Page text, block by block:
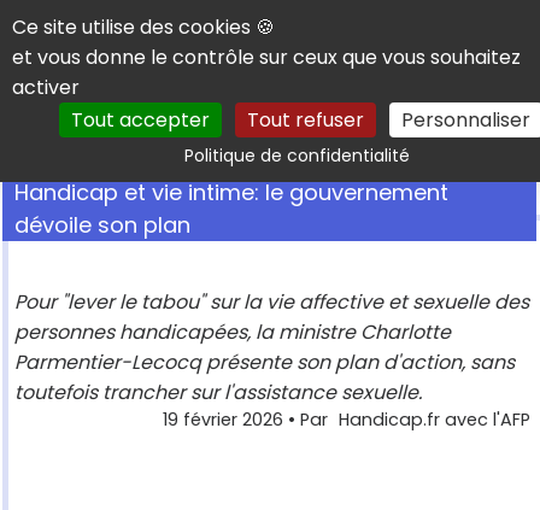
Panneau de gestion des cookies
Ce site utilise des cookies 🍪
et vous donne le contrôle sur ceux que vous souhaitez
activer
Tout accepter
Tout refuser Personnaliser
Politique de confidentialitéRechercher
Handicap et vie intime: le gouvernement
dévoile son plan
Pour "lever le tabou" sur la vie affective et sexuelle des
personnes handicapées, la ministre Charlotte
Parmentier-Lecocq présente son plan d'action, sans
toutefois trancher sur l'assistance sexuelle.
19 février 2026 • Par Handicap.fr avec l'AFP